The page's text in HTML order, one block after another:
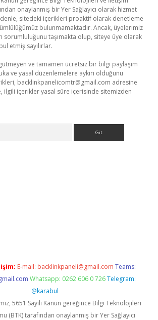
onaylanmış bir Yer Sağlayıcı olarak hizmet
sitedeki içerikleri proaktif olarak denetleme
bulunmamaktadır. Ancak, üyelerimiz
sorumluluğunu taşımakta olup, siteye üye olarak
etmiş sayılırlar.
ve tamamen ücretsiz bir bilgi paylaşım
ve yasal düzenlemelere aykırı olduğunu
backlinkpanelicomtr@gmail.com adresine
ilgili içerikler yasal süre içerisinde sitemizden
E-mail: backlinkpaneli@gmail.com Teams:
Whatsapp: 0262 606 0 726 Telegram:
@karabul
5651 Sayılı Kanun gereğince Bilgi Teknolojileri
(BTK) tarafından onaylanmış bir Yer Sağlayıcı